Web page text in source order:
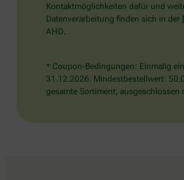
Kontaktmöglichkeiten dafür und
Datenverarbeitung finden sich in der
AHD.
* Coupon-Bedingungen: Einmalig
31.12.2026. Mindestbestellwert:
gesamte Sortiment,